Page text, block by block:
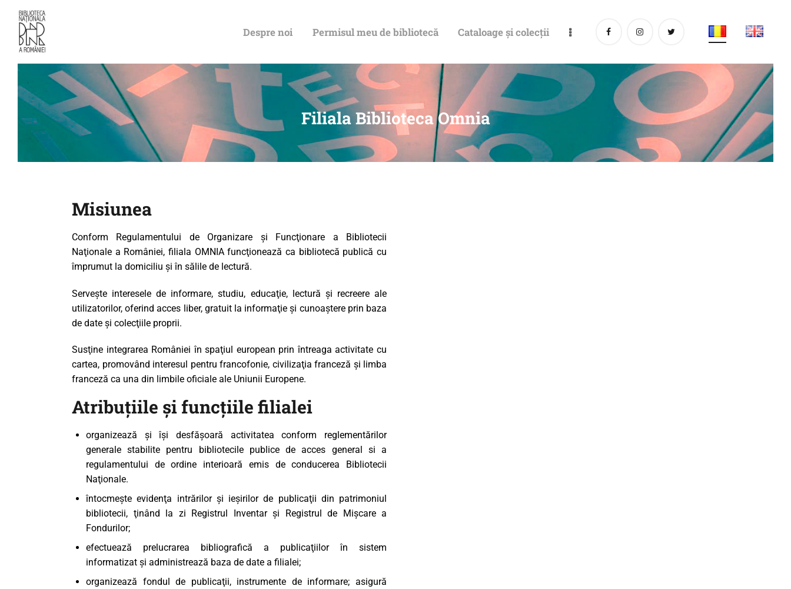
Despre noi Permisul meu de bibliotecă Cataloage și colecții
Filiala Biblioteca Omnia
DESPRE NOI
PERMISUL MEU
DE BIBLIOTECĂ
CATALOAGE ȘI
COLECȚII
DIGITALĂ
EVENIMENTE
CULTURALE
Misiunea
Conform Regulamentului de Organizare şi Funcţionare a Bibliotecii
Naţionale a României, filiala OMNIA funcţionează ca bibliotecă publică cu
împrumut la domiciliu şi în sălile de lectură.
Serveşte interesele de informare, studiu, educaţie, lectură şi recreere ale
utilizatorilor, oferind acces liber, gratuit la informaţie şi cunoaştere prin baza
de date şi colecţiile proprii.
Susţine integrarea României în spaţiul european prin întreaga activitate cu
cartea, promovând interesul pentru francofonie, civilizaţia franceză şi limba
franceză ca una din limbile oficiale ale Uniunii Europene.
Atribuţiile şi funcţiile filialei
organizează şi îşi desfăşoară activitatea conform reglementărilor
generale stabilite pentru bibliotecile publice de acces general si a
regulamentului de ordine interioară emis de conducerea Bibliotecii
Naţionale.
întocmeşte evidenţa intrărilor şi ieşirilor de publicaţii din patrimoniul
bibliotecii, ţinând la zi Registrul Inventar şi Registrul de Mişcare a
Fondurilor;
efectuează prelucrarea bibliografică a publicaţiilor în sistem
informatizat şi administrează baza de date a filialei;
organizează fondul de publicaţii, instrumente de informare; asigură